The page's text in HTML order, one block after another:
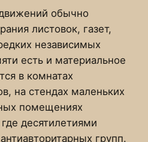
обычно
листовок, газет,
независимых
есть и материальное
в комнатах
на стендах маленьких
помещениях
десятилетиями
групп.